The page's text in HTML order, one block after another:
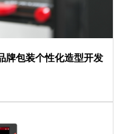
包装个性化造型开发